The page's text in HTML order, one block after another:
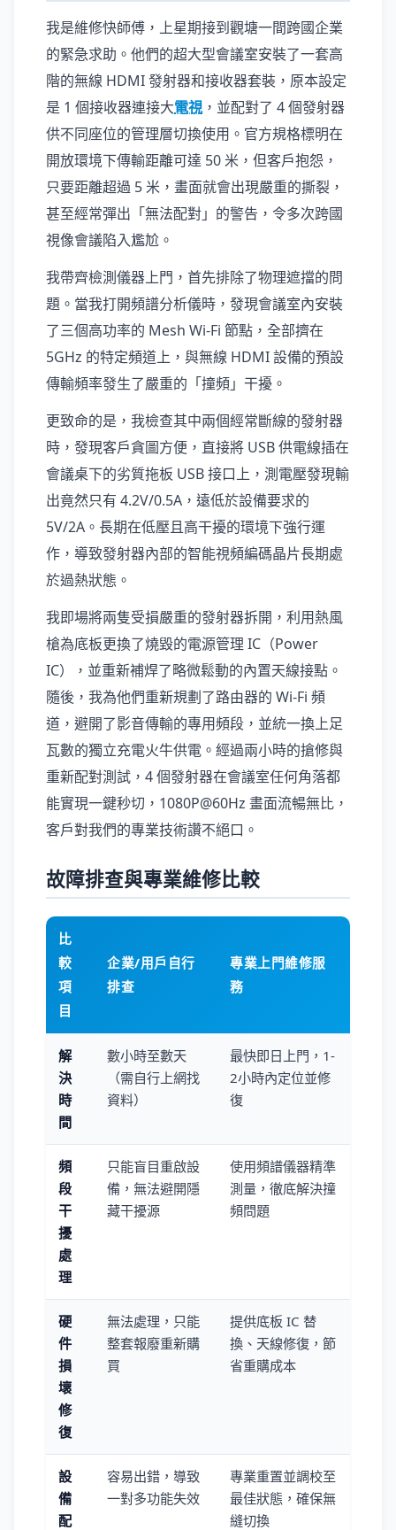
我是維修快師傅，上星期接到觀塘一間跨國企業
的緊急求助。他們的超大型會議室安裝了一套高
階的無線 HDMI 發射器和接收器套裝，原本設定
是 1 個接收器連接大電視 ，並配對了 4 個發射器
供不同座位的管理層切換使用。官方規格標明在
開放環境下傳輸距離可達 50 米，但客戶抱怨，
只要距離超過 5 米，畫面就會出現嚴重的撕裂，
甚至經常彈出「無法配對」的警告，令多次跨國
視像會議陷入尷尬。
我帶齊檢測儀器上門，首先排除了物理遮擋的問
題。當我打開頻譜分析儀時，發現會議室內安裝
了三個高功率的 Mesh Wi-Fi 節點，全部擠在
5GHz 的特定頻道上，與無線 HDMI 設備的預設
傳輸頻率發生了嚴重的「撞頻」干擾。
更致命的是，我檢查其中兩個經常斷線的發射器
時，發現客戶貪圖方便，直接將 USB 供電線插在
會議桌下的劣質拖板 USB 接口上，測電壓發現輸
出竟然只有 4.2V/0.5A，遠低於設備要求的
5V/2A。長期在低壓且高干擾的環境下強行運
作，導致發射器內部的智能視頻編碼晶片長期處
於過熱狀態。
我即場將兩隻受損嚴重的發射器拆開，利用熱風
槍為底板更換了燒毀的電源管理 IC（Power
IC），並重新補焊了略微鬆動的內置天線接點。
隨後，我為他們重新規劃了路由器的 Wi-Fi 頻
道，避開了影音傳輸的專用頻段，並統一換上足
瓦數的獨立充電火牛供電。經過兩小時的搶修與
重新配對測試，4 個發射器在會議室任何角落都
能實現一鍵秒切，1080P@60Hz 畫面流暢無比，
客戶對我們的專業技術讚不絕口。
故障排查與專業維修比較
比
較
項
目
企業/用戶自行
排查
專業上門維修服
務
解
決
時
間
數小時至數天
（需自行上網找
資料）
最快即日上門，1-
2小時內定位並修
復
頻
段
干
擾
處
理
只能盲目重啟設
備，無法避開隱
藏干擾源
使用頻譜儀器精準
測量，徹底解決撞
頻問題
硬
件
損
壞
修
復
無法處理，只能
整套報廢重新購
買
提供底板 IC 替
換、天線修復，節
省重購成本
設
備
配
容易出錯，導致
一對多功能失效
專業重置並調校至
最佳狀態，確保無
縫切換